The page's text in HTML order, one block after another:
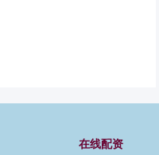
在线配资